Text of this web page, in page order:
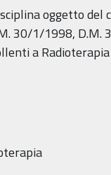
oggetto del
30/1/1998, D.M.
a